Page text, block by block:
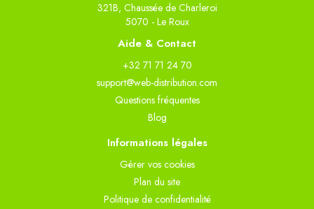
321B, Chaussée de Charleroi
5070 - Le Roux
Aide & Contact
+32 71 71 24 70
support@web-distribution.com
Questions fréquentes
Blog
Informations légales
Gèrer vos cookies
Plan du site
Politique de confidentialité